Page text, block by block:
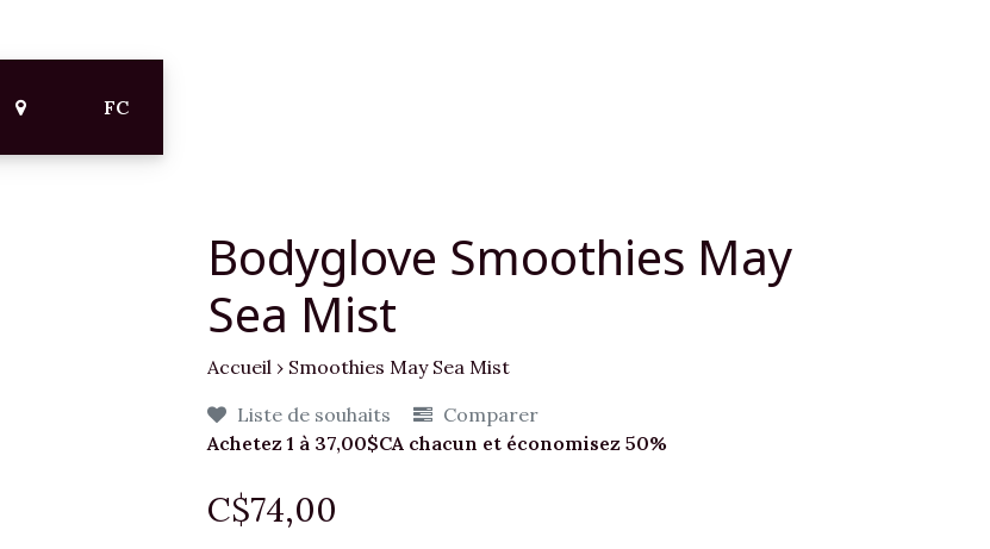
FC
Bodyglove Smoothies May
Sea Mist
Accueil › Smoothies May Sea Mist
Liste de souhaits
Comparer
Achetez 1 à 37,00$CA chacun et économisez 50%
C$74,00